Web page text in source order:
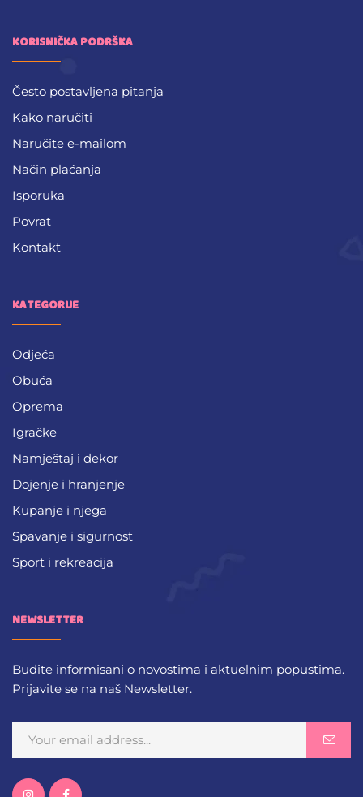
KORISNIČKA PODRŠKA
Često postavljena pitanja
Kako naručiti
Naručite e-mailom
Način plaćanja
Isporuka
Povrat
Kontakt
KATEGORIJE
Odjeća
Obuća
Oprema
Igračke
Namještaj i dekor
Dojenje i hranjenje
Kupanje i njega
Spavanje i sigurnost
Sport i rekreacija
NEWSLETTER
Budite informisani o novostima i aktuelnim popustima.
Prijavite se na naš Newsletter.